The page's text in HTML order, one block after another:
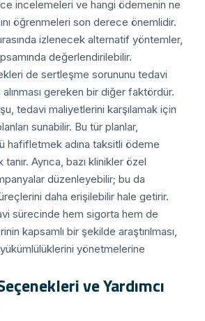
incelemeleri ve hangi ödemenin ne
öğrenmeleri son derece önemlidir.
izlenecek alternatif yöntemler,
değerlendirilebilir.
de sertleşme sorununu tedavi
gereken bir diğer faktördür.
tedavi maliyetlerini karşılamak için
sunabilir. Bu tür planlar,
hafifletmek adına taksitli ödeme
tanır. Ayrıca, bazı klinikler özel
düzenleyebilir; bu da
daha erişilebilir hale getirir.
sürecinde hem sigorta hem de
kapsamlı bir şekilde araştırılması,
yönetmelerine
ve Yardımcı